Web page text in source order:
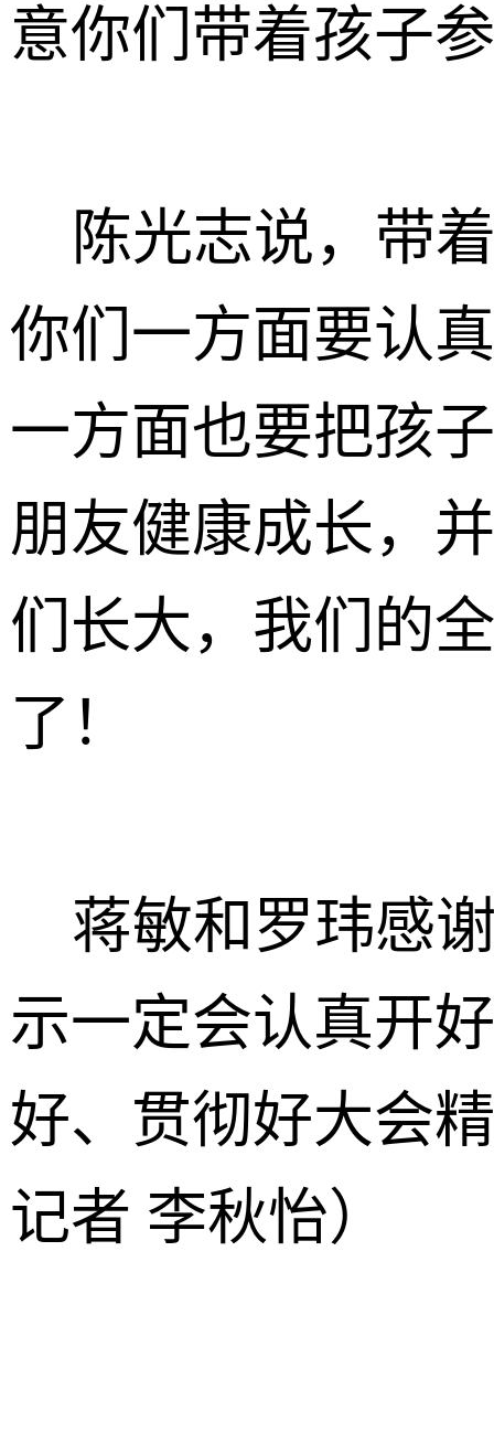
意你们带着孩子
陈光志说，带
你们一方面要认
一方面也要把孩
朋友健康成长，
们长大，我们的
了！
蒋敏和罗玮感
示一定会认真开
好、贯彻好大会
记者 李秋怡）